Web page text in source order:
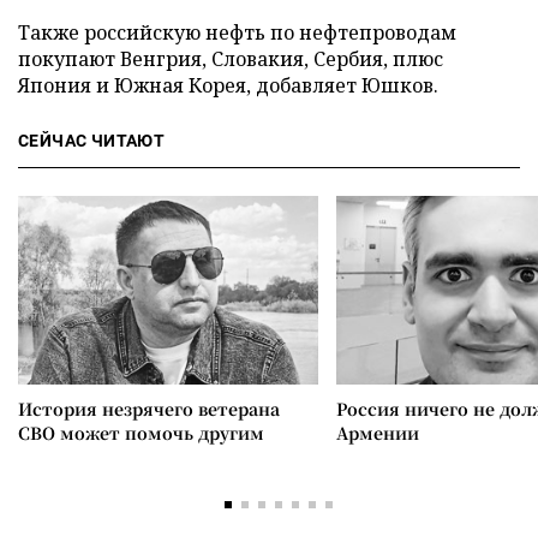
Также российскую нефть по нефтепроводам
покупают Венгрия, Словакия, Сербия, плюс
Япония и Южная Корея, добавляет Юшков.
СЕЙЧАС ЧИТАЮТ
История незрячего ветерана
СВО может помочь другим
Россия ничего не
Армении